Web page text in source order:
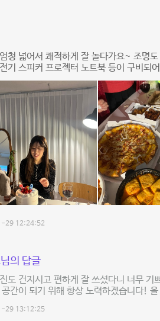
청 넓어서 쾌적하게 잘 놀다가요~ 조명
기 스피커 프로젝터 노트북 등이 구비되
29 12:24:52
의 답글
도 건지시고 편하게 잘 쓰셨다니 너무
간이 되기 위해 항상 노력하겠습니다!
29 13:12:25